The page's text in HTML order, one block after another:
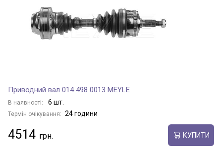
Приводний вал 014 498 0013 MEYLE
В наявності: 6 шт.
Термін очікування: 24 години
4514 КУПИТИ